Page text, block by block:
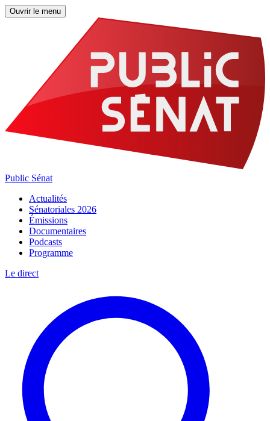
Ouvrir le menu
Public Sénat
Actualités
Sénatoriales 2026
Émissions
Documentaires
Podcasts
Programme
Le direct